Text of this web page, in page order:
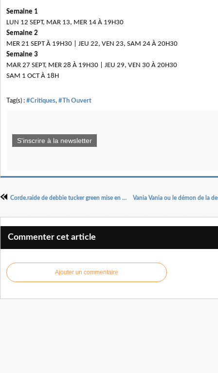
Semaine 1
LUN 12 SEPT, MAR 13, MER 14 À 19H30
Semaine 2
MER 21 SEPT À 19H30 | JEU 22, VEN 23, SAM 24 À 20H30
Semaine 3
MAR 27 SEPT, MER 28 À 19H30 | JEU 29, VEN 30 À 20H30
SAM 1 OCT À 18H
Tag(s) : #Critiques, #Th Ouvert
S'inscrire à la newsletter
Corde.raide de debbie tucker green mise en scène Cédric Gourmelon
Commenter cet article
Ajouter un commentaire